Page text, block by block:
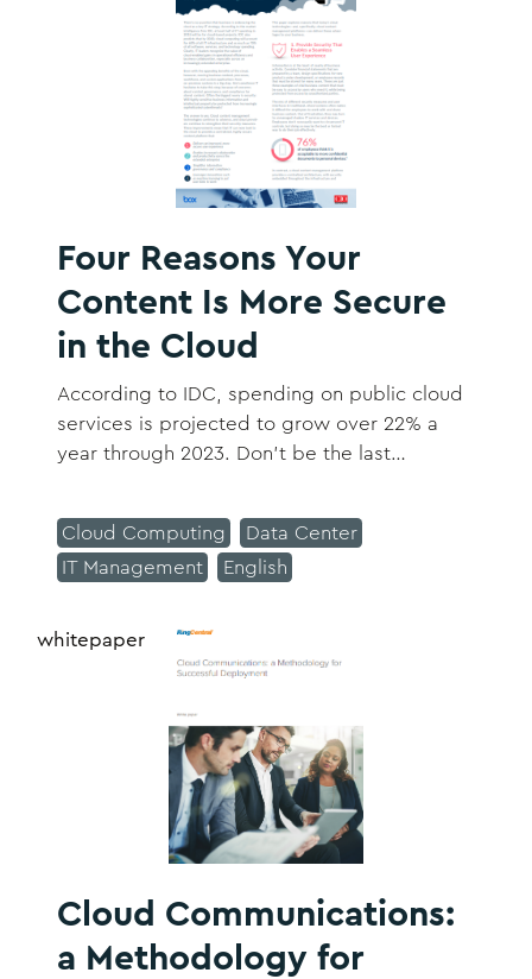
Four Reasons Your
Content Is More Secure
in the Cloud
According to IDC, spending on public cloud
services is projected to grow over 22% a
year through 2023. Don't be the last
cloud. This paper explores reasons that
today’s cloud technologies, and, specifically,
deliver these advantages to your business.
Cloud Computing
Data Center
IT Management
English
whitepaper
Cloud Communications:
a Methodology for